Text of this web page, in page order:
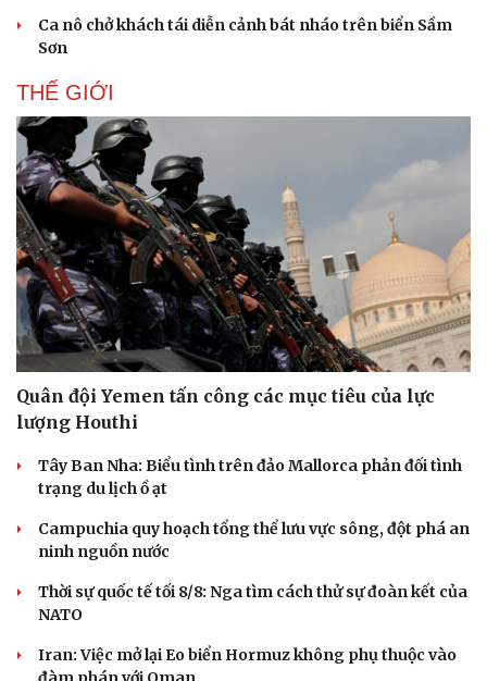
Ca nô chở khách tái diễn cảnh bát nháo trên biển Sầm
Sơn
THẾ GIỚI
Quân đội Yemen tấn công các mục tiêu của lực
lượng Houthi
Tây Ban Nha: Biểu tình trên đảo Mallorca phản đối tình
trạng du lịch ồ ạt
Campuchia quy hoạch tổng thể lưu vực sông, đột phá an
ninh nguồn nước
Thời sự quốc tế tối 8/8: Nga tìm cách thử sự đoàn kết của
NATO
Iran: Việc mở lại Eo biển Hormuz không phụ thuộc vào